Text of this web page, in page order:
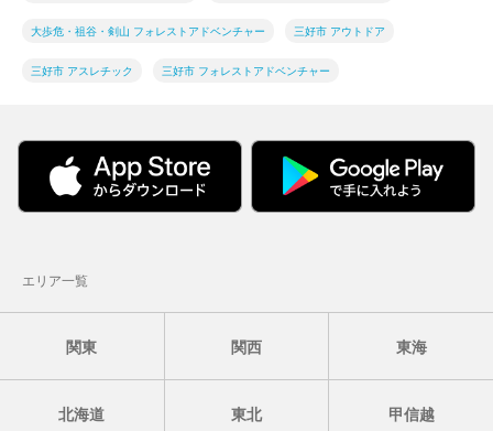
大歩危・祖谷・剣山 フォレストアドベンチャー 三好市 アウトドア
三好市 アスレチック 三好市 フォレストアドベンチャー
エリア一覧
関東 関西 東海
北海道 東北 甲信越